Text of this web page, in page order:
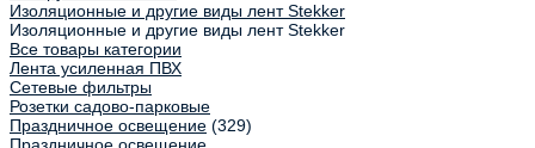
Изоляционные и другие виды лент Stekker
Изоляционные и другие виды лент Stekker
Все товары категории
Лента усиленная ПВХ
Сетевые фильтры
Розетки садово-парковые
Праздничное освещение (329)